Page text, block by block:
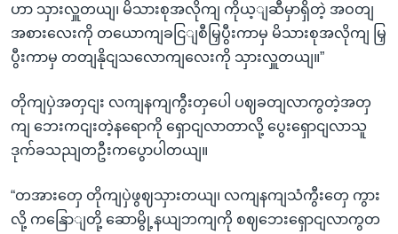
ဟာ သှားလှူတယျ၊ မိသားစုအလိုကျ ကိုယ့ျဆီမှာရှိတဲ့ အဝတျ
အစားလေးကို တယောကျခငြျစီမြှပွီးကာမှ မိသားစုအလိုကျ မြှ
ပွီးကာမှ တတျနိုငျသလောကျလေးကို သှားလှူတယျ။”
တိုကျပှဲအတှငျး လကျနကျကွီးတှပေါ ပဈခတျလာကွတဲ့အတှ
ကျ ဘေးကငျးတဲ့နရောကို ရှောငျလာတာလို့ ပွေးရှောငျလာသူ
ဒုက်ခသညျတဦးကပွောပါတယျ။
“တအားတှေ တိုကျပှဲဖွဈသှားတယျ၊ လကျနကျသံကွီးတှေ ကွား
လို့ ကနြောျတို့ ဆောမွို့နယျဘကျကို စဈဘေးရှောငျလာကွတ